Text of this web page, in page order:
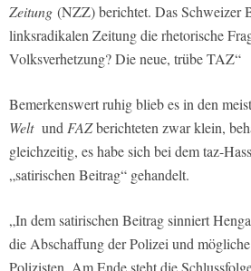
Zeitung (NZZ) berichtet. Das Schweizer
linksradikalen Zeitung die rhetorische
Volksverhetzung? Die neue, trübe TAZ“
Bemerkenswert ruhig blieb es in den
Welt und FAZberichteten zwar klein,
gleichzeitig, es habe sich bei dem taz-
„satirischen Beitrag“ gehandelt.
„In dem satirischen Beitrag sinniert
die Abschaffung der Polizei und
Polizisten. Am Ende steht die